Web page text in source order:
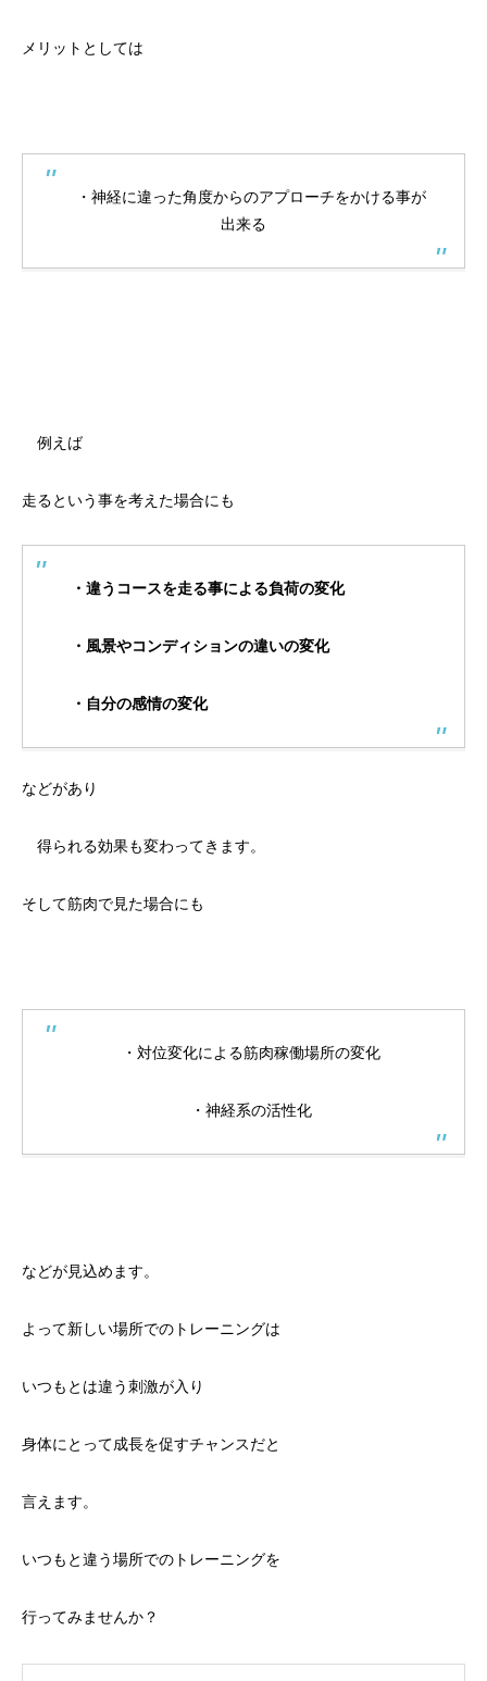
メリットとしては
・神経に違った角度からのアプローチをかける事が
出来る
例えば
走るという事を考えた場合にも
・違うコースを走る事による負荷の変化
・風景やコンディションの違いの変化
・自分の感情の変化
などがあり
得られる効果も変わってきます。
そして筋肉で見た場合にも
・対位変化による筋肉稼働場所の変化
・神経系の活性化
などが見込めます。
よって新しい場所でのトレーニングは
いつもとは違う刺激が入り
身体にとって成長を促すチャンスだと
言えます。
いつもと違う場所でのトレーニングを
行ってみませんか？